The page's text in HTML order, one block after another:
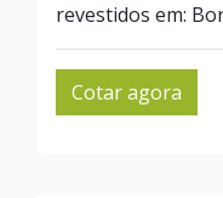
revestidos em:
Cotar agora